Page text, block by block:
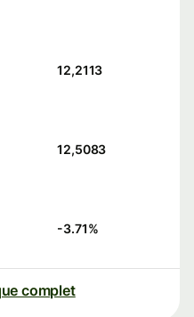
12,2113
12,5083
-3.71%
complet